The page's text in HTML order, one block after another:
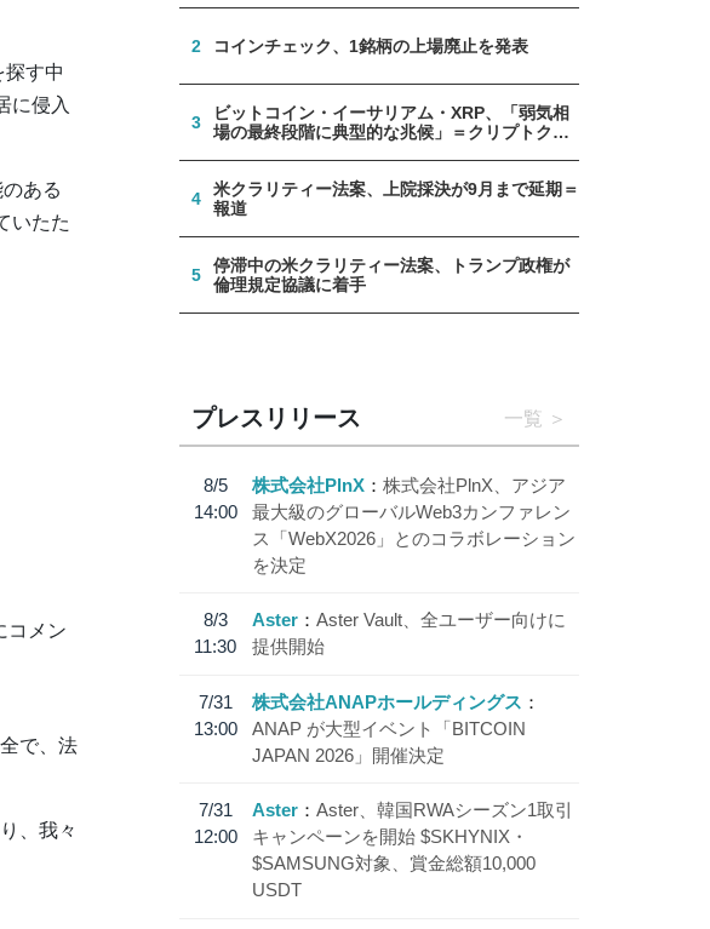
す中
に侵入
ある
いたた
コメン
で、法
、我々
2 コインチェック、1銘柄の上場廃止を発表
3
ビットコイン・イーサリアム・XRP、「弱気相
場の最終段階に典型的な兆候」＝クリプトクア
4
米クラリティー法案、上院採決が9月まで延期＝
報道
5
停滞中の米クラリティー法案、トランプ政権が
倫理規定協議に着手
プレスリリース 一覧
8/5
14:00
株式会社PlnX
株式会社PlnX、アジア
最大級のグローバルWeb3カンファレン
ス「WebX2026」とのコラボレーション
を決定
8/3
11:30
Aster
Aster Vault、全ユーザー向けに
提供開始
7/31
13:00
株式会社ANAPホールディングス
ANAP が大型イベント「BITCOIN
JAPAN 2026」開催決定
7/31
12:00
Aster
Aster、韓国RWAシーズン1取引
キャンペーンを開始 $SKHYNIX・
$SAMSUNG対象、賞金総額10,000
USDT